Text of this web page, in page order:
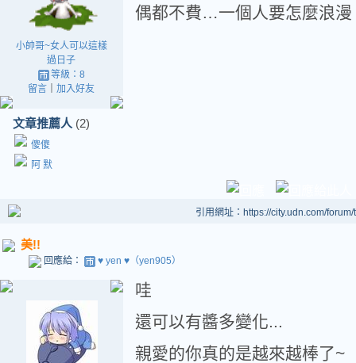
小帥哥~女人可以這樣
過日子
等級：8
留言 ｜加入好友
文章推薦人 (2)
傻傻
阿 默
偶都不費…一個人要怎麼浪漫
引用網址：https://city.udn.com/
美!!
回應給： ♥ yen ♥（yen905）
哇
還可以有醬多變化...
親愛的你真的是越來越棒了~